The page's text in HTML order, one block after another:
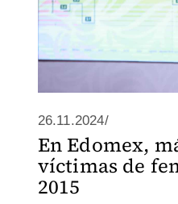
26.11.2024/
En Edomex,
víctimas de
2015